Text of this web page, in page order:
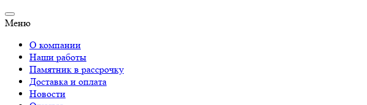
Меню
О компании
Наши работы
Памятник в рассрочку
Доставка и оплата
Новости